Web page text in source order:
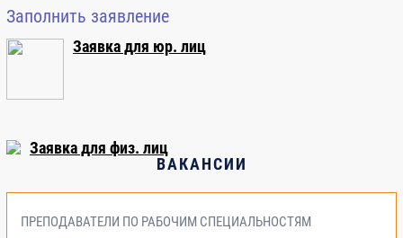
высотных зданий
Заполнить заявление
Заявка для юр. лиц
Заявка для физ. лиц
ВАКАНСИИ
ПРЕПОДАВАТЕЛИ ПО РАБОЧИМ СПЕЦИАЛЬНОСТЯМ